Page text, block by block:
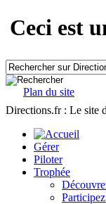
Ceci est
Plan du site
Directions.fr : Le site
Gérer
Piloter
Trophée